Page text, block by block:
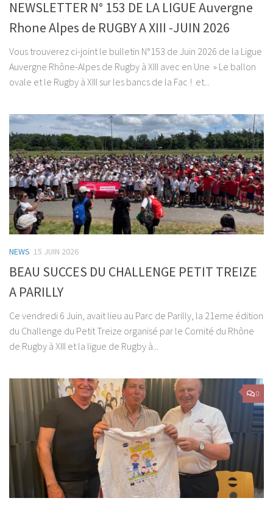
NEWSLETTER N° 153 DE LA LIGUE Auvergne
Rhone Alpes de RUGBY A XIII -JUIN 2026
Vous trouverez ci-joint le bulletin N°153 de Juin 2026 de la Ligue
Auvergne Rhône-Alpes de Rugby à XIII avec en Une » Le ballon
ovale et le Rugby à XIII sur les bancs de la Fac ! et...
NEWS 15 JUIN 2026
BEAU SUCCES DU CHALLENGE PETIT TREIZE
A PARILLY
Ce vendredi 6 Juin, avait lieu au Parc de Parilly, la 21eme édition
du Challenge du Petit Treize organisé par le Comité du Rhône
de Rugby à XIII et la ligue de Rugby à...
0